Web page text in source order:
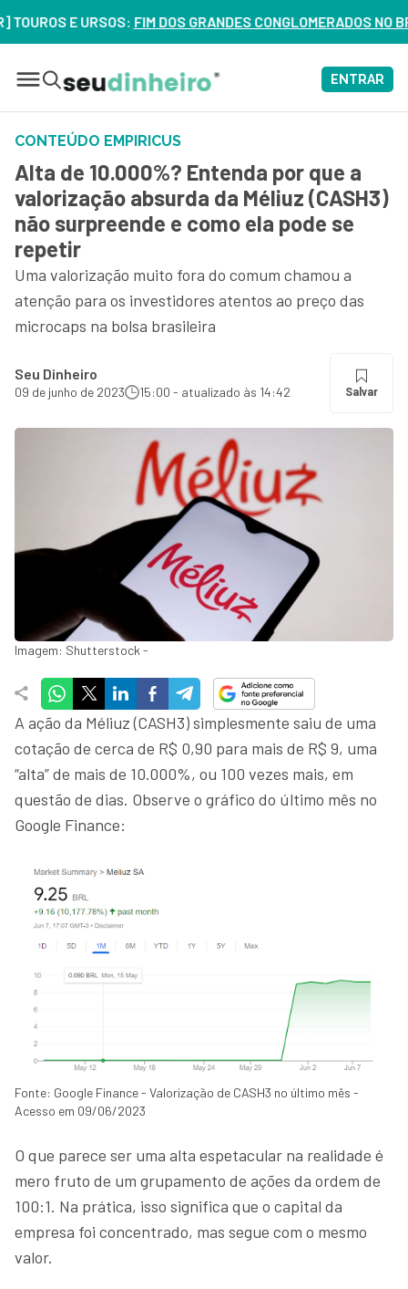
E URSOS:FIM DOS GRANDES CONGLOMERADOS NO BRASIL?
ENTRAR
CONTEÚDO EMPIRICUS
Alta de 10.000%? Entenda por que a
valorização absurda da Méliuz (CASH3)
não surpreende e como ela pode se
repetir
Uma valorização muito fora do comum chamou a
atenção para os investidores atentos ao preço das
microcaps na bolsa brasileira
Seu Dinheiro
09 de junho de 2023 15:00 - atualizado às 14:42 Salvar
Imagem: Shutterstock -
A ação da Méliuz (CASH3) simplesmente saiu de uma
cotação de cerca de R$ 0,90 para mais de R$ 9, uma
“alta” de mais de 10.000%, ou 100 vezes mais, em
questão de dias. Observe o gráfico do último mês no
Google Finance:
Fonte: Google Finance - Valorização de CASH3 no último mês -
Acesso em 09/06/2023
O que parece ser uma alta espetacular na realidade é
mero fruto de um grupamento de ações da ordem de
100:1. Na prática, isso significa que o capital da
empresa foi concentrado, mas segue com o mesmo
valor.